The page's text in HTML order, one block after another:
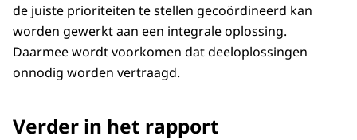
de juiste prioriteiten te stellen gecoördineerd kan
worden gewerkt aan een integrale oplossing.
Daarmee wordt voorkomen dat deeloplossingen
onnodig worden vertraagd.
Verder in het rapport